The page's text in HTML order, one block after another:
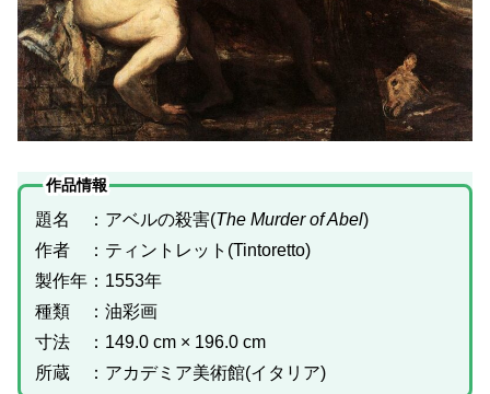
作品情報
題名 ：アベルの殺害(The Murder of Abel)
作者 ：ティントレット(Tintoretto)
製作年：1553年
種類 ：油彩画
寸法 ：149.0 cm × 196.0 cm
所蔵 ：アカデミア美術館(イタリア)